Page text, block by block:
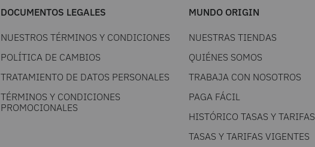
DOCUMENTOS LEGALES
NUESTROS TÉRMINOS Y CONDICIONES
POLÍTICA DE CAMBIOS
TRATAMIENTO DE DATOS PERSONALES
TÉRMINOS Y CONDICIONES
PROMOCIONALES
MUNDO ORIGIN
NUESTRAS TIENDAS
QUIÉNES SOMOS
TRABAJA CON NOSOTROS
PAGA FÁCIL
HISTÓRICO TASAS Y TARIFAS
TASAS Y TARIFAS VIGENTES